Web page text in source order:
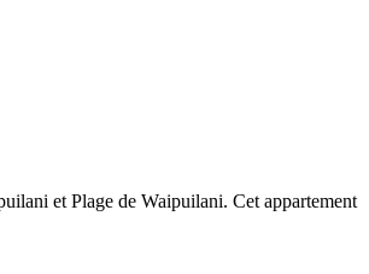
et Plage de Waipuilani. Cet appartement